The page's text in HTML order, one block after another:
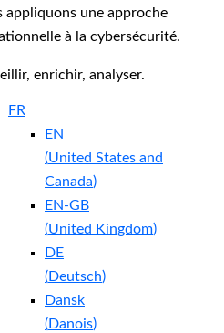
appliquons une approche
à la cybersécurité.
enrichir, analyser.
FR
EN
(United States and
Canada)
EN-GB
(United Kingdom)
DE
(Deutsch)
Dansk
(Danois)